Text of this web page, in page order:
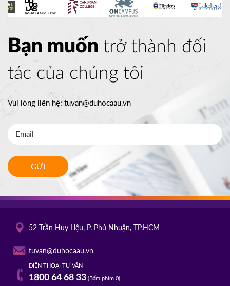
Bạn muốn trở thành đối
tác của chúng tôi
Vui lòng liên hệ:tuvan@duhocaau.vn
GỬI
52 Trần Huy Liệu, P. Phú Nhuận, TP.HCM
tuvan@duhocaau.vn
ĐIỆN THOẠI TƯ VẤN
1800 64 68 33(Bấm phím 0)